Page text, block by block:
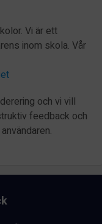
Vi är ett
inom skola. Vår
och vi vill
feedback och